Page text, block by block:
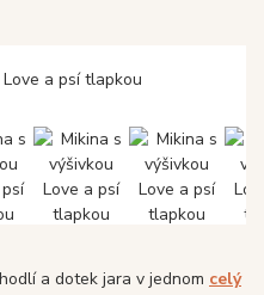
a dotek jara v jednom celý